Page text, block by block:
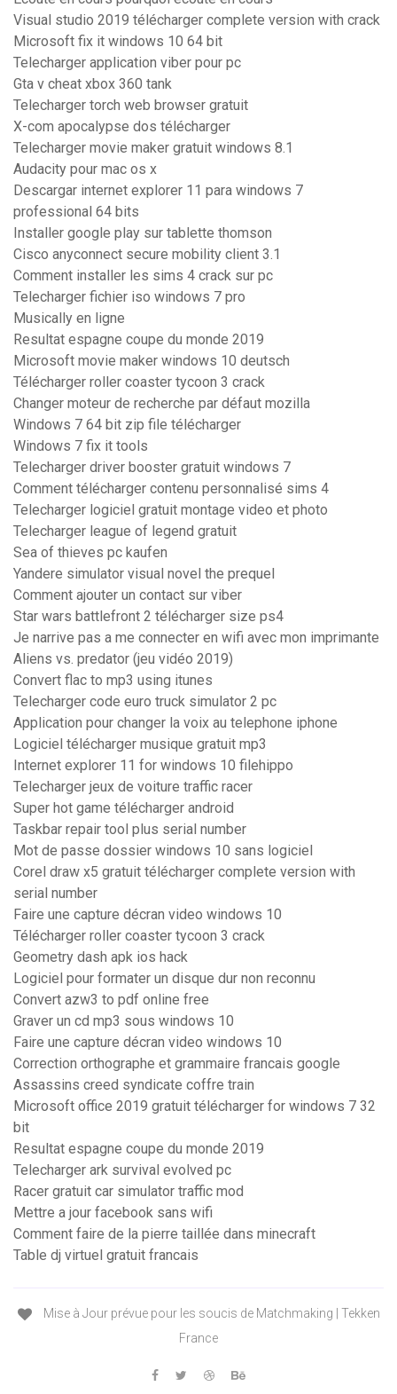
Visual studio 2019 télécharger complete version with crack
Microsoft fix it windows 10 64 bit
Telecharger application viber pour pc
Gta v cheat xbox 360 tank
Telecharger torch web browser gratuit
X-com apocalypse dos télécharger
Telecharger movie maker gratuit windows 8.1
Audacity pour mac os x
Descargar internet explorer 11 para windows 7
professional 64 bits
Installer google play sur tablette thomson
Cisco anyconnect secure mobility client 3.1
Comment installer les sims 4 crack sur pc
Telecharger fichier iso windows 7 pro
Musically en ligne
Resultat espagne coupe du monde 2019
Microsoft movie maker windows 10 deutsch
Télécharger roller coaster tycoon 3 crack
Changer moteur de recherche par défaut mozilla
Windows 7 64 bit zip file télécharger
Windows 7 fix it tools
Telecharger driver booster gratuit windows 7
Comment télécharger contenu personnalisé sims 4
Telecharger logiciel gratuit montage video et photo
Telecharger league of legend gratuit
Sea of thieves pc kaufen
Yandere simulator visual novel the prequel
Comment ajouter un contact sur viber
Star wars battlefront 2 télécharger size ps4
Je narrive pas a me connecter en wifi avec mon imprimante
Aliens vs. predator (jeu vidéo 2019)
Convert flac to mp3 using itunes
Telecharger code euro truck simulator 2 pc
Application pour changer la voix au telephone iphone
Logiciel télécharger musique gratuit mp3
Internet explorer 11 for windows 10 filehippo
Telecharger jeux de voiture traffic racer
Super hot game télécharger android
Taskbar repair tool plus serial number
Mot de passe dossier windows 10 sans logiciel
Corel draw x5 gratuit télécharger complete version with
serial number
Faire une capture décran video windows 10
Télécharger roller coaster tycoon 3 crack
Geometry dash apk ios hack
Logiciel pour formater un disque dur non reconnu
Convert azw3 to pdf online free
Graver un cd mp3 sous windows 10
Faire une capture décran video windows 10
Correction orthographe et grammaire francais google
Assassins creed syndicate coffre train
Microsoft office 2019 gratuit télécharger for windows 7 32
bit
Resultat espagne coupe du monde 2019
Telecharger ark survival evolved pc
Racer gratuit car simulator traffic mod
Mettre a jour facebook sans wifi
Comment faire de la pierre taillée dans minecraft
Table dj virtuel gratuit francais
Mise à Jour prévue pour les soucis de Matchmaking | Tekken
France